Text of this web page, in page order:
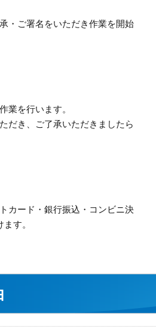
・ご署名をいただき作業を開始
業を行います。
だき、ご了承いただきましたら
カード・銀行振込・コンビニ決
す。